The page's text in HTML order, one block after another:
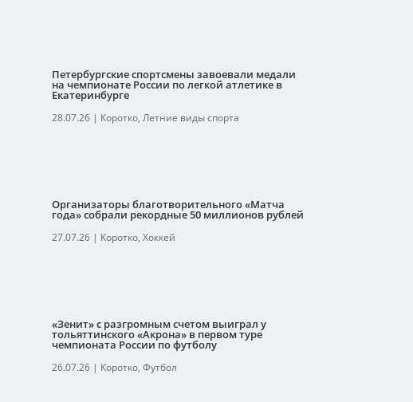
Петербургские спортсмены завоевали медали
на чемпионате России по легкой атлетике в
Екатеринбурге
28.07.26| Коротко, Летние виды спорта
Организаторы благотворительного «Матча
года» собрали рекордные 50 миллионов рублей
27.07.26| Коротко, Хоккей
«Зенит» с разгромным счетом выиграл у
тольяттинского «Акрона» в первом туре
чемпионата России по футболу
26.07.26| Коротко, Футбол